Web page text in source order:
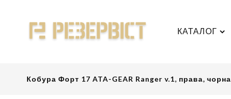
КАТАЛОГ
Кобура Форт 17 ATA-GEAR Ranger v.1, права, чорна